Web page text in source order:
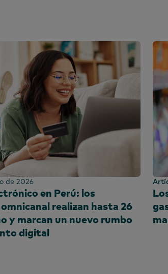
de 2026
en Perú: los
realizan hasta 26
y marcan un nuevo rumbo
digital